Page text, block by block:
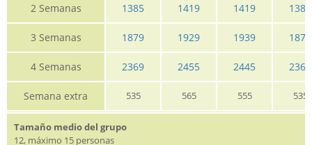
2 Semanas 1385 1419 1419 1385
3 Semanas 1879 1929 1939 1879
4 Semanas 2369 2455 2445 2369
Semana extra 535 565 555 535
Tamaño medio del grupo
12, máximo 15 personas